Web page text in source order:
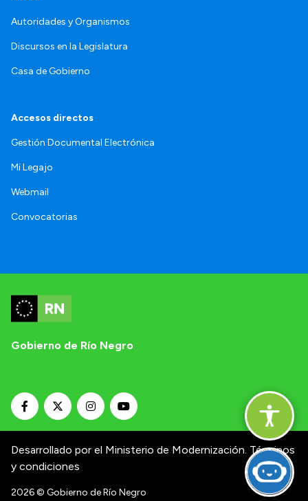
Autoridades y Organismos
Discursos en la Legislatura
Casa de Gobierno
Accesos directos
Gestión Documental Electrónica
Mi Legajo
Webmail
Convocatorias
Gobierno de Río Negro
Desarrollado por el Ministerio de Modernización. Términos
y condiciones
2026© Gobierno de Río Negro